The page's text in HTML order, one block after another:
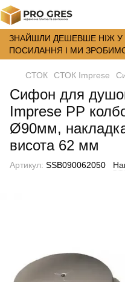
ЗНАЙШЛИ ДЕШЕВШЕ НІЖ У
ПОСИЛАННЯ І МИ
СТОК СТОК Imprese
Сифон для
Imprese PP
Ø90мм,
висота 62 мм
Артикул: SSB090062050